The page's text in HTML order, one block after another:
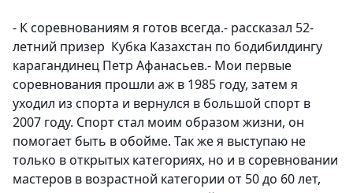
- К соревнованиям я готов всегда.- рассказал 52-
летний призер Кубка Казахстан по бодибилдингу
карагандинец Петр Афанасьев.- Мои первые
соревнования прошли аж в 1985 году, затем я
уходил из спорта и вернулся в большой спорт в
2007 году. Спорт стал моим образом жизни, он
помогает быть в обойме. Так же я выступаю не
только в открытых категориях, но и в соревновании
мастеров в возрастной категории от 50 до 60 лет,